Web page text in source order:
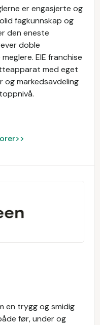
er engasjerte og
fagkunnskap og
den eneste
doble
EIE franchise
med eget
markedsavdeling
en trygg og smidig
før, under og